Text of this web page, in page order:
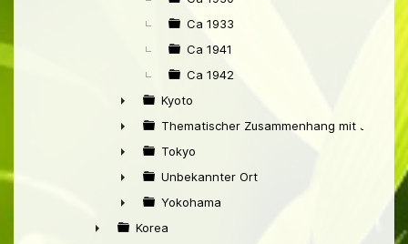
Ca 1933
Ca 1941
Ca 1942
►
Kyoto
►
Thematischer Zusammenhang mit Japan
►
Tokyo
►
Unbekannter Ort
►
Yokohama
Korea